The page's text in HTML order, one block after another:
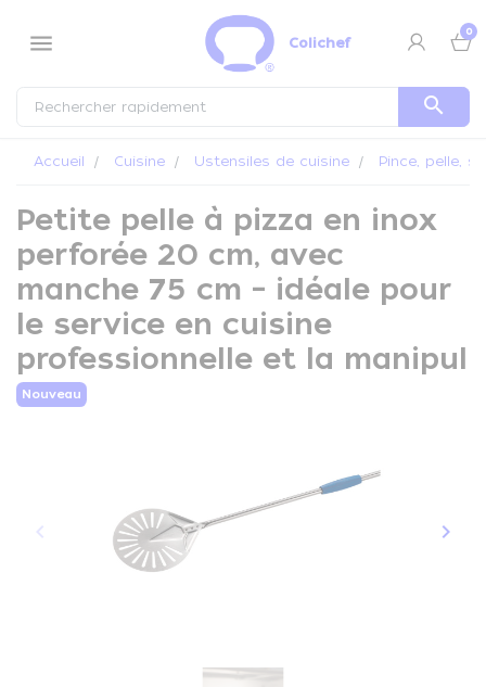
menu Colichef
0
search
Accueil Cuisine Ustensiles de cuisine Pince, pelle,
Petite pelle à pizza en inox
perforée 20 cm, avec
manche 75 cm – idéale pour
le service en cuisine
professionnelle et la manipul
Nouveau
Précédent
keyboard_arrow_left keyboard_arrow_right